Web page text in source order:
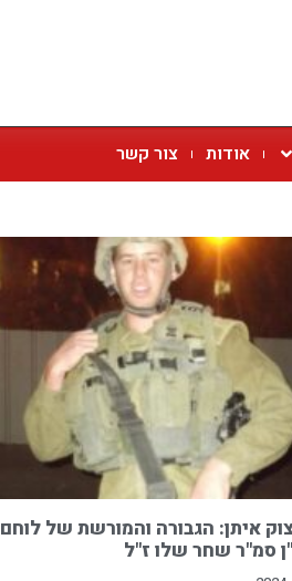
אודות צור קשר
איתן: הגבורה והמורשת של לוחם
סמ"ר שחר שלו ז"ל